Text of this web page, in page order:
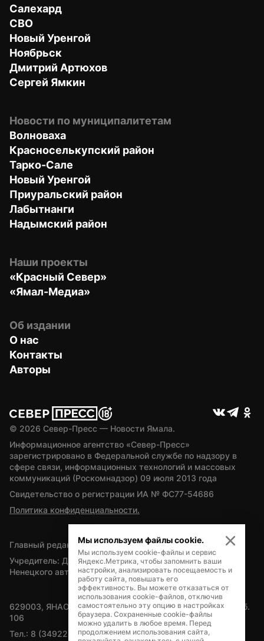
Салехард
СВО
Новый Уренгой
Ноябрьск
Дмитрий Артюхов
Сергей Ямкин
Новости по муниципалитетам
Волноваха
Красноселькупский район
Тарко-Сале
Новый Уренгой
Приуральский район
Лабытнанги
Надымский район
Наши проекты
«Красный Север»
«Ямал-Медиа»
Об издании
О нас
Контакты
Авторы
© 2026 Север-Пресс — Новости Ямала.
Информационное агентство «Север-Пресс»
зарегистрировано в Федеральной службе по надзору в
сфере связи, информационных технологий и массовых
коммуникаций (Роскомнадзор) 09 июля 2013 года
Свидетельство о регистрации ИА № ФС77-54686
Политика конфиденциальности.
Главный редактор — А.Л. Поздеев
Учредитель: Департамент внутренней политики Ямало-
Ненецкого автономного округа
629003, ЯНАО, Салехард, мкр. Богдана Кнунянца, д.1, каб.
106
Тел.: 8 (34922) 71262
Мы используем файлы cookie.
Мы используем cookie-файлы и сервис
Яндекс.Метрика, чтобы запомнить ваши
настройки, анализировать посещаемость и
работу сайта, повышать его
эффективность. Вы можете отказаться от
использования cookie-файлов, отключив
самостоятельно эту опцию в настройках
браузера. Сохраненные cookie-файлы
можно удалить в любое время. Перед
продолжением использования сайта,